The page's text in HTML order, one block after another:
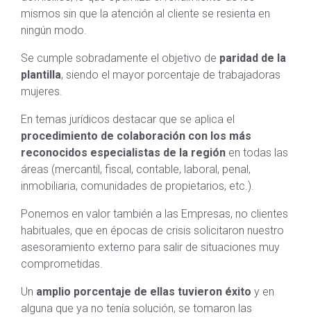
mismos sin que la atención al cliente se resienta en
ningún modo.
Se cumple sobradamente el objetivo de paridad de la
plantilla, siendo el mayor porcentaje de trabajadoras
mujeres.
En temas jurídicos destacar que se aplica el
procedimiento de colaboración con los más
reconocidos especialistas de la región en todas las
áreas (mercantil, fiscal, contable, laboral, penal,
inmobiliaria, comunidades de propietarios, etc.).
Ponemos en valor también a las Empresas, no clientes
habituales, que en épocas de crisis solicitaron nuestro
asesoramiento externo para salir de situaciones muy
comprometidas.
Un amplio porcentaje de ellas tuvieron éxito y en
alguna que ya no tenía solución, se tomaron las